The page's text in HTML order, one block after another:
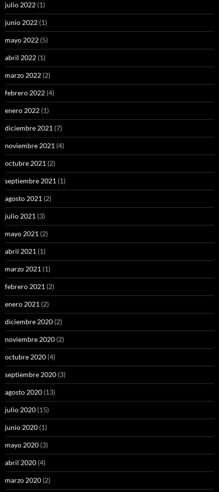
julio 2022 (1)
junio 2022 (1)
mayo 2022 (5)
abril 2022 (1)
marzo 2022 (2)
febrero 2022 (4)
enero 2022 (1)
diciembre 2021 (7)
noviembre 2021 (4)
octubre 2021 (2)
septiembre 2021 (1)
agosto 2021 (2)
julio 2021 (3)
mayo 2021 (2)
abril 2021 (1)
marzo 2021 (1)
febrero 2021 (2)
enero 2021 (2)
diciembre 2020 (2)
noviembre 2020 (2)
octubre 2020 (4)
septiembre 2020 (3)
agosto 2020 (13)
julio 2020 (15)
junio 2020 (1)
mayo 2020 (3)
abril 2020 (4)
marzo 2020 (2)